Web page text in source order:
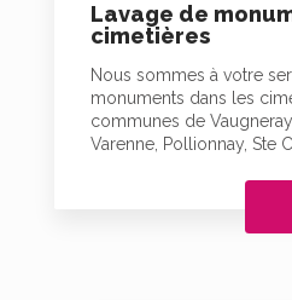
Lavage de
cimetières
Nous sommes à votre
monuments dans les
communes de
Varenne, Pollionnay, Ste